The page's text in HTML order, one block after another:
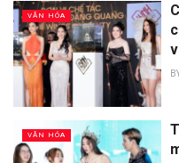
VĂN HÓA
VĂN HÓA